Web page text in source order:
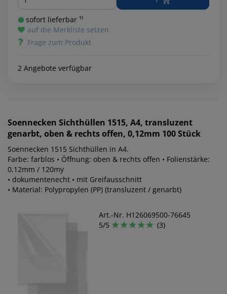
sofort lieferbar ¹⁾
auf die Merkliste setzen
Frage zum Produkt
2 Angebote verfügbar
Soennecken Sichthüllen 1515, A4, transluzent
genarbt, oben & rechts offen, 0,12mm 100 Stück
Soennecken 1515 Sichthüllen in A4.
Farbe: farblos • Öffnung: oben & rechts offen • Folienstärke:
0,12mm / 120my
• dokumentenecht • mit Greifausschnitt
• Material: Polypropylen (PP) (transluzent / genarbt)
Art.-Nr. H126069500-76645
5/5
(3)